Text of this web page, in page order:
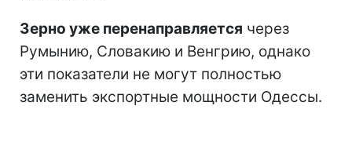
Зерно уже перенаправляется через
Румынию, Словакию и Венгрию, однако
эти показатели не могут полностью
заменить экспортные мощности Одессы.